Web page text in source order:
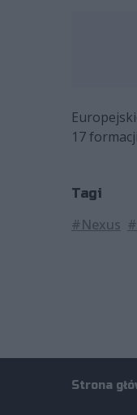
17
Tagi
#Nexus
Strona